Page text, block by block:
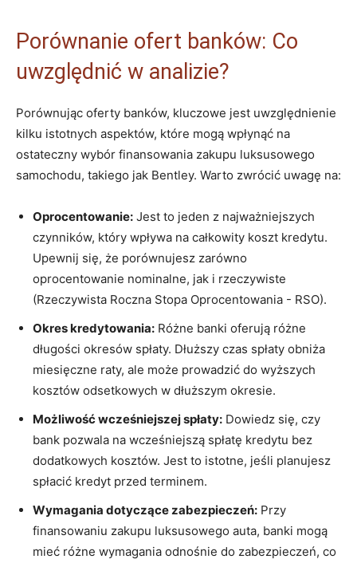
Porównanie ofert banków:‍ Co
⁢uwzględnić w analizie?
Porównując oferty banków, kluczowe jest⁤ uwzględnienie
kilku istotnych‌ aspektów, które⁣ mogą wpłynąć na⁣
ostateczny wybór finansowania zakupu luksusowego
samochodu, takiego jak Bentley. Warto‍ zwrócić uwagę na:
Oprocentowanie: Jest⁣ to jeden z najważniejszych
czynników, który wpływa na całkowity koszt kredytu.
Upewnij się,⁢ że‍ porównujesz zarówno
⁢oprocentowanie nominalne, jak i​ rzeczywiste
(Rzeczywista‌ Roczna Stopa​ Oprocentowania ⁤- RSO).
Okres kredytowania: Różne‌ banki oferują różne‌
długości​ okresów spłaty. Dłuższy czas spłaty obniża
miesięczne raty, ale może prowadzić do wyższych
kosztów odsetkowych​ w dłuższym okresie.
Możliwość ⁣wcześniejszej spłaty: Dowiedz ⁤się, czy
bank ​pozwala na wcześniejszą‌ spłatę kredytu bez
dodatkowych kosztów. Jest to istotne, jeśli planujesz⁢
spłacić ​kredyt przed‍ terminem.
Wymagania dotyczące zabezpieczeń: Przy
finansowaniu⁣ zakupu luksusowego auta, banki mogą
mieć ⁣różne ⁤wymagania odnośnie​ do zabezpieczeń, co